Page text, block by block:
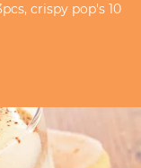
crispy pop's 10